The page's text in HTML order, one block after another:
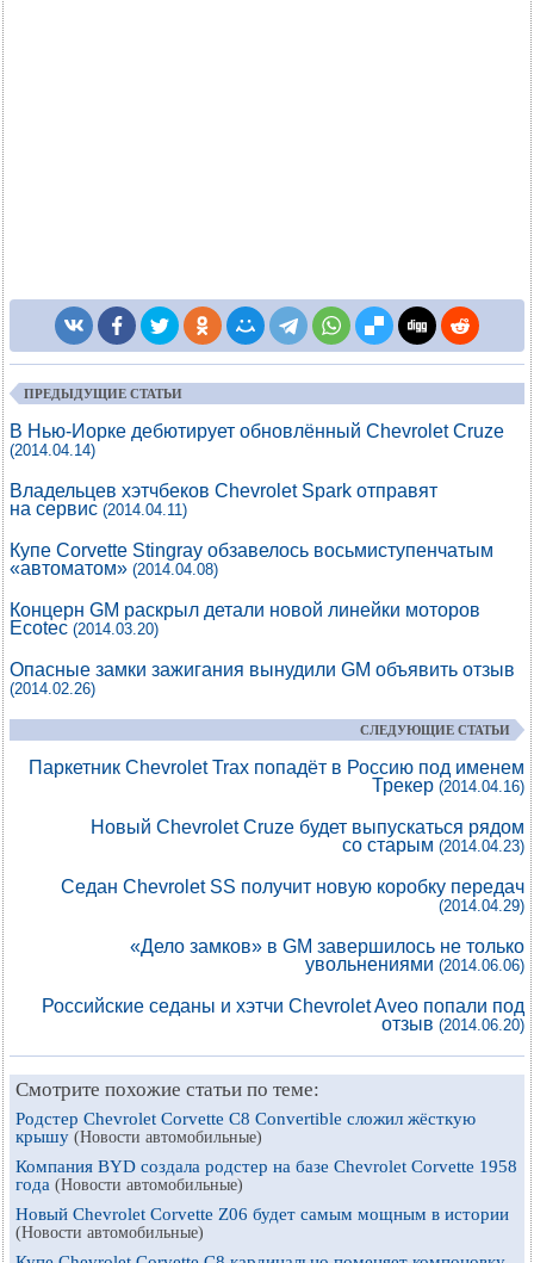
ПРЕДЫДУЩИЕ СТАТЬИ
В Нью-Йорке дебютирует обновлённый Chevrolet Cruze
(2014.04.14)
Владельцев хэтчбеков Chevrolet Spark отправят
на сервис (2014.04.11)
Купе Corvette Stingray обзавелось восьмиступенчатым
«автоматом» (2014.04.08)
Концерн GM раскрыл детали новой линейки моторов
Ecotec (2014.03.20)
Опасные замки зажигания вынудили GM объявить отзыв
(2014.02.26)
СЛЕДУЮЩИЕ СТАТЬИ
Паркетник Chevrolet Trax попадёт в Россию под именем
Трекер (2014.04.16)
Новый Chevrolet Cruze будет выпускаться рядом
со старым (2014.04.23)
Седан Chevrolet SS получит новую коробку передач
(2014.04.29)
«Дело замков» в GM завершилось не только
увольнениями (2014.06.06)
Российские седаны и хэтчи Chevrolet Aveo попали под
отзыв (2014.06.20)
Смотрите похожие статьи по теме:
Родстер Chevrolet Corvette C8 Convertible сложил жёсткую
крышу (Новости автомобильные)
Компания BYD создала родстер на базе Chevrolet Corvette 1958
года (Новости автомобильные)
Новый Chevrolet Corvette Z06 будет самым мощным в истории
(Новости автомобильные)